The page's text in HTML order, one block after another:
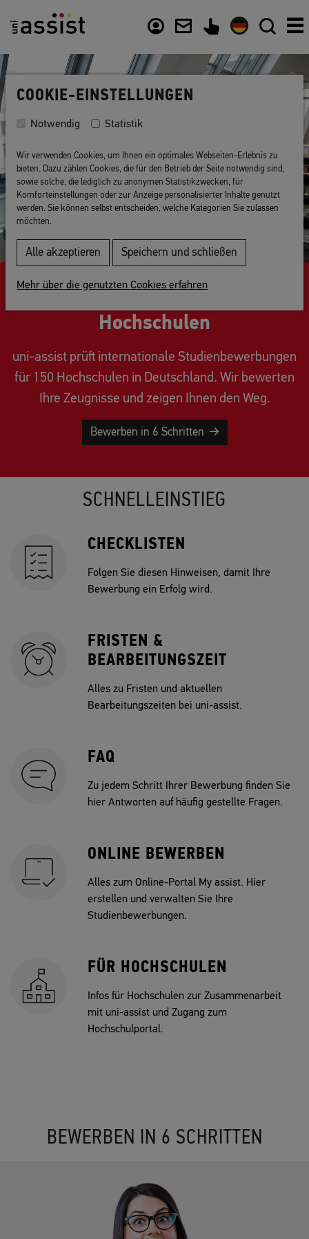
Hochschulen
uni-assist prüft internationale Studienbewerbungen
für 150 Hochschulen in Deutschland. Wir bewerten
Ihre Zeugnisse und zeigen Ihnen den Weg.
Bewerben in 6 Schritten
SCHNELLEINSTIEG
CHECKLISTEN
Folgen Sie diesen Hinweisen, damit Ihre
Bewerbung ein Erfolg wird.
FRISTEN &
BEARBEITUNGSZEIT
Alles zu Fristen und aktuellen
Bearbeitungszeiten bei uni-assist.
FAQ
Zu jedem Schritt Ihrer Bewerbung finden Sie
hier Antworten auf häufig gestellte Fragen.
ONLINE BEWERBEN
Alles zum Online-Portal My assist. Hier
erstellen und verwalten Sie Ihre
Studienbewerbungen.
FÜR HOCHSCHULEN
Infos für Hochschulen zur Zusammenarbeit
mit uni-assist und Zugang zum
Hochschulportal.
BEWERBEN IN 6 SCHRITTEN
COOKIE-EINSTELLUNGEN
Notwendig Statistik
Wir verwenden Cookies, um Ihnen ein optimales Webseiten-Erlebnis zu
bieten. Dazu zählen Cookies, die für den Betrieb der Seite notwendig sind,
sowie solche, die lediglich zu anonymen Statistikzwecken, für
Komforteinstellungen oder zur Anzeige personalisierter Inhalte genutzt
werden. Sie können selbst entscheiden, welche Kategorien Sie zulassen
möchten.
Alle akzeptieren Speichern und schließen
Mehr über die genutzten Cookies erfahren